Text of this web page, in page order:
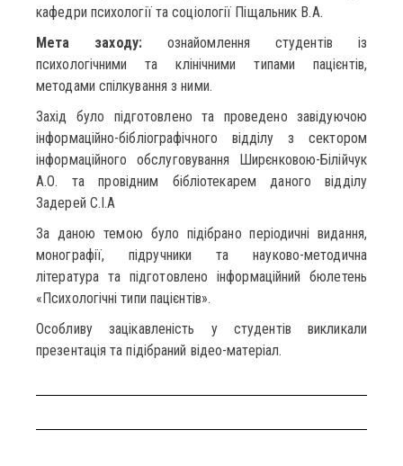
кафедри психології та соціології Піщальник В.А.
Мета заходу: ознайомлення студентів із
психологічними та клінічними типами пацієнтів,
методами спілкування з ними.
Захід було підготовлено та проведено завідуючою
інформаційно-бібліографічного відділу з сектором
інформаційного обслуговування Ширєнковою-Білійчук
А.О. та провідним бібліотекарем даного відділу
Задерей С.І.A
За даною темою було підібрано періодичні видання,
монографії, підручники та науково-методична
література та підготовлено інформаційний бюлетень
«Психологічні типи пацієнтів».
Особливу зацікавленість у студентів викликали
презентація та підібраний відео-матеріал.